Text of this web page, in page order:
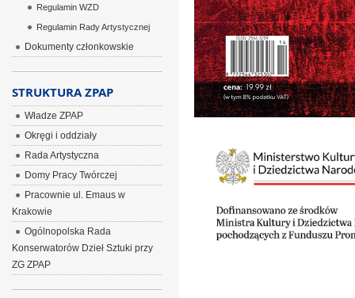
Regulamin WZD
Regulamin Rady Artystycznej
Dokumenty członkowskie
STRUKTURA ZPAP
Władze ZPAP
Okręgi i oddziały
Rada Artystyczna
Domy Pracy Twórczej
Pracownie ul. Emaus w
Krakowie
Ogólnopolska Rada
Konserwatorów Dzieł Sztuki przy
ZG ZPAP